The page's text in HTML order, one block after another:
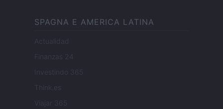
SPAGNA E AMERICA LATINA
Actualidad
Finanzas 24
Investindo 365
Think.es
Viajar 365